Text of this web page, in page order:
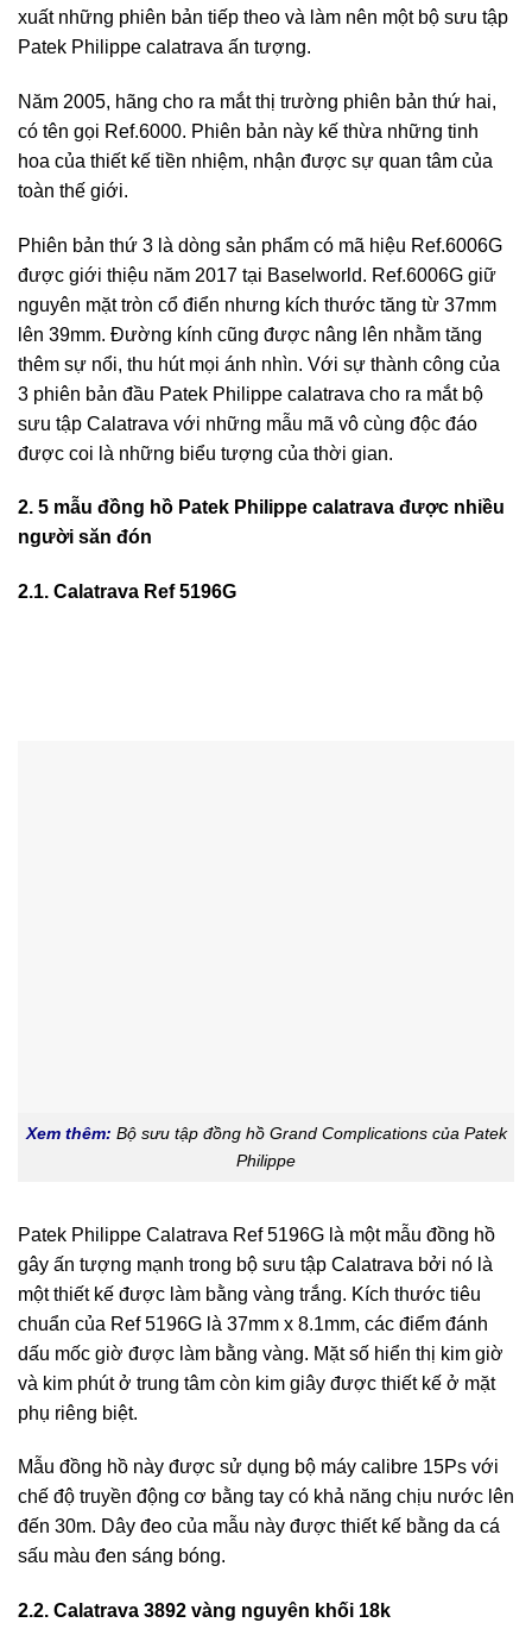
xuất những phiên bản tiếp theo và làm nên một bộ sưu tập
Patek Philippe calatrava ấn tượng.
Năm 2005, hãng cho ra mắt thị trường phiên bản thứ hai,
có tên gọi Ref.6000. Phiên bản này kế thừa những tinh
hoa của thiết kế tiền nhiệm, nhận được sự quan tâm của
toàn thế giới.
Phiên bản thứ 3 là dòng sản phẩm có mã hiệu Ref.6006G
được giới thiệu năm 2017 tại Baselworld. Ref.6006G giữ
nguyên mặt tròn cổ điển nhưng kích thước tăng từ 37mm
lên 39mm. Đường kính cũng được nâng lên nhằm tăng
thêm sự nổi, thu hút mọi ánh nhìn. Với sự thành công của
3 phiên bản đầu Patek Philippe calatrava cho ra mắt bộ
sưu tập Calatrava với những mẫu mã vô cùng độc đáo
được coi là những biểu tượng của thời gian.
2. 5 mẫu đồng hồ Patek Philippe calatrava được nhiều
người săn đón
2.1. Calatrava Ref 5196G
Xem thêm: Bộ sưu tập đồng hồ Grand Complications của Patek
Philippe
Patek Philippe Calatrava Ref 5196G là một mẫu đồng hồ
gây ấn tượng mạnh trong bộ sưu tập Calatrava bởi nó là
một thiết kế được làm bằng vàng trắng. Kích thước tiêu
chuẩn của Ref 5196G là 37mm x 8.1mm, các điểm đánh
dấu mốc giờ được làm bằng vàng. Mặt số hiển thị kim giờ
và kim phút ở trung tâm còn kim giây được thiết kế ở mặt
phụ riêng biệt.
Mẫu đồng hồ này được sử dụng bộ máy calibre 15Ps với
chế độ truyền động cơ bằng tay có khả năng chịu nước lên
đến 30m. Dây đeo của mẫu này được thiết kế bằng da cá
sấu màu đen sáng bóng.
2.2. Calatrava 3892 vàng nguyên khối 18k